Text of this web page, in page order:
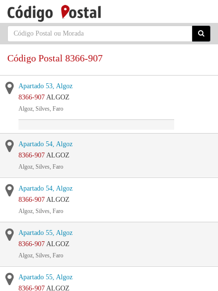
Código Postal 8366-907
Apartado 53, Algoz
8366-907 ALGOZ
Algoz, Silves, Faro
Apartado 54, Algoz
8366-907 ALGOZ
Algoz, Silves, Faro
Apartado 54, Algoz
8366-907 ALGOZ
Algoz, Silves, Faro
Apartado 55, Algoz
8366-907 ALGOZ
Algoz, Silves, Faro
Apartado 55, Algoz
8366-907 ALGOZ